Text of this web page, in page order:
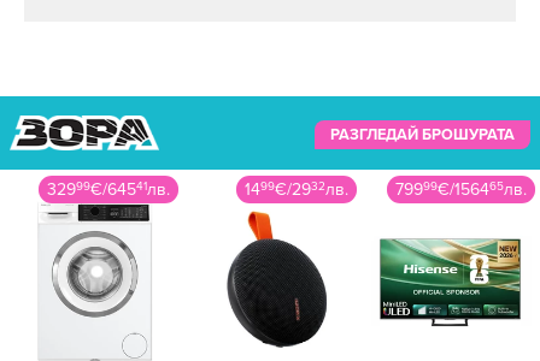
РАЗГЛЕДАЙ БРОШУРАТА
1499€/2932лв. 79999€/156465лв. 9999€/19557лв.